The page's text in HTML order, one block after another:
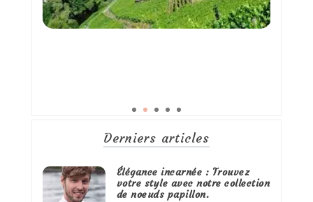
Derniers articles
Élégance incarnée : Trouvez
votre style avec notre collection
de noeuds papillon.